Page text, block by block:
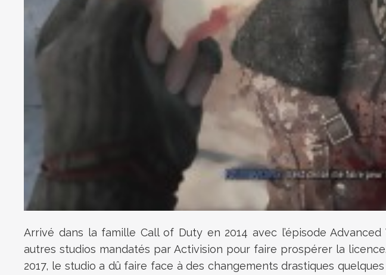
Arrivé dans la famille Call of Duty en 2014 avec l’épisode
autres studios mandatés par Activision pour faire prospérer la
2017, le studio a dû faire face à des changements drastiques